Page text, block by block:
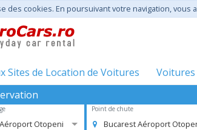
des cookies. En poursuivant votre navigation, vous
Sites de Location de Voitures
Otopeni
Point de chute
Bucarest Aéroport